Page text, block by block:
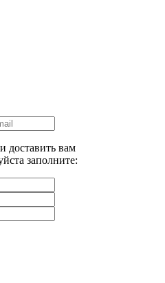
доставить вам
заполните: